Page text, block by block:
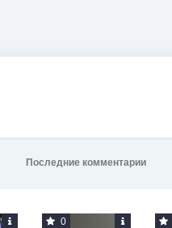
Последние комментарии
0